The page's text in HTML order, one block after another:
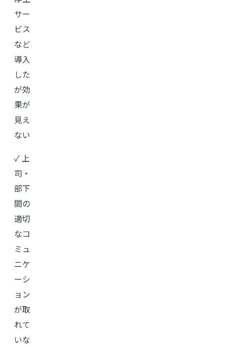
サー
ビス
など
導入
した
が効
果が
見え
ない
✓ 上
司・
部下
間の
適切
なコ
ミュ
ニケ
ーシ
ョン
が取
れて
いな